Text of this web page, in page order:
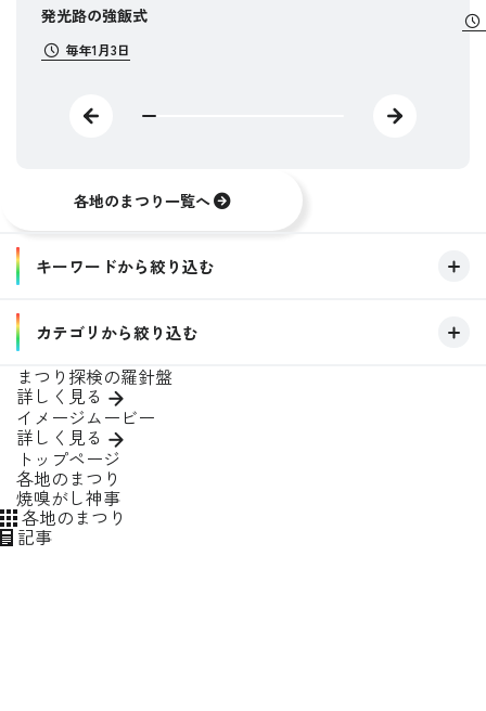
発光路の強飯式
毎年1月3日
各地のまつり一覧へ
キーワードから絞り込む
キーワード
カテゴリから絞り込む
開催場所
開催季節
テーマ
動画種別
まつり探検の羅針盤
詳しく見る
イメージムービー
詳しく見る
トップページ
各地のまつり
焼嗅がし神事
各地のまつり
記事